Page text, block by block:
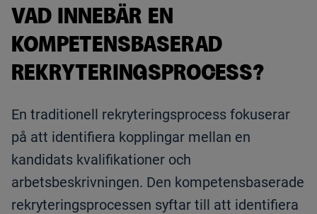
VAD INNEBÄR EN
KOMPETENSBASERAD
REKRYTERINGSPROCESS?
En traditionell rekryteringsprocess fokuserar
på att identifiera kopplingar mellan en
kandidats kvalifikationer och
arbetsbeskrivningen. Den kompetensbaserade
rekryteringsprocessen syftar till att identifiera